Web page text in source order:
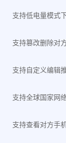
支持低电量模式
支持篡改删除对
支持自定义编辑
支持全球国家网
支持查看对方手